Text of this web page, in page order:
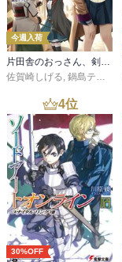
今週入荷
片田舎のおっさん、剣聖になる 11 ～ただの田舎の剣術師範だったのに、大成した弟子たちが俺を放ってくれない件～
佐賀崎しげる, 鍋島テツヒロ
4位
30%OFF